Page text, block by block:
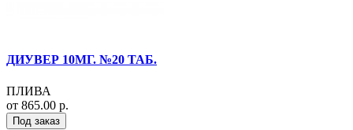
ДИУВЕР 10МГ. №20 ТАБ.
ПЛИВА
от 865.00 р.
Под заказ